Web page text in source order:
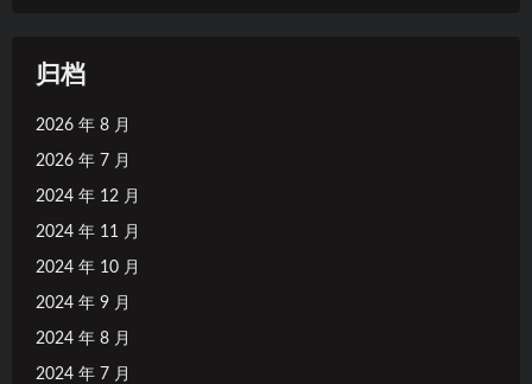
归档
2026 年 8 月
2026 年 7 月
2024 年 12 月
2024 年 11 月
2024 年 10 月
2024 年 9 月
2024 年 8 月
2024 年 7 月